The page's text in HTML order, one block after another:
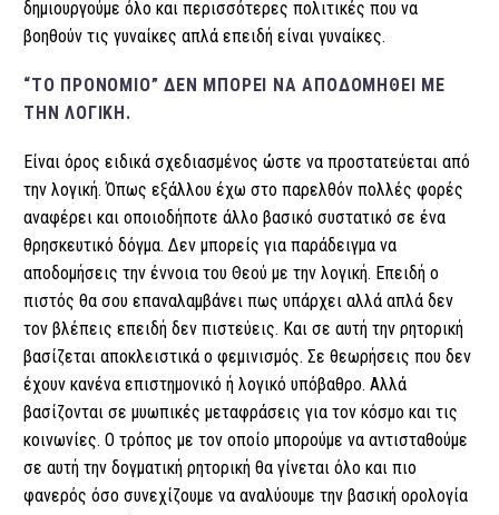
δημιουργούμε όλο και περισσότερες πολιτικές που να
βοηθούν τις γυναίκες απλά επειδή είναι γυναίκες.
“ΤΟ ΠΡΟΝΟΜΙΟ” ΔΕΝ ΜΠΟΡΕΊ ΝΑ ΑΠΟΔΟΜΗΘΕΊ ΜΕ
ΤΗΝ ΛΟΓΙΚΉ.
Είναι όρος ειδικά σχεδιασμένος ώστε να προστατεύεται από
την λογική. Όπως εξάλλου έχω στο παρελθόν πολλές φορές
αναφέρει και οποιοδήποτε άλλο βασικό συστατικό σε ένα
θρησκευτικό δόγμα. Δεν μπορείς για παράδειγμα να
αποδομήσεις την έννοια του Θεού με την λογική. Επειδή ο
πιστός θα σου επαναλαμβάνει πως υπάρχει αλλά απλά δεν
τον βλέπεις επειδή δεν πιστεύεις. Και σε αυτή την ρητορική
βασίζεται αποκλειστικά ο φεμινισμός. Σε θεωρήσεις που δεν
έχουν κανένα επιστημονικό ή λογικό υπόβαθρο. Αλλά
βασίζονται σε μυωπικές μεταφράσεις για τον κόσμο και τις
κοινωνίες. Ο τρόπος με τον οποίο μπορούμε να αντισταθούμε
σε αυτή την δογματική ρητορική θα γίνεται όλο και πιο
φανερός όσο συνεχίζουμε να αναλύουμε την βασική ορολογία